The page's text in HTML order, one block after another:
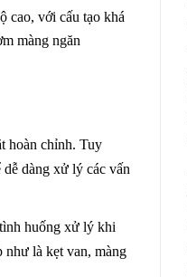
cao, với cấu tạo khá
màng ngăn
hoàn chỉnh. Tuy
dàng xử lý các vấn
huống xử lý khi
như là kẹt van, màng